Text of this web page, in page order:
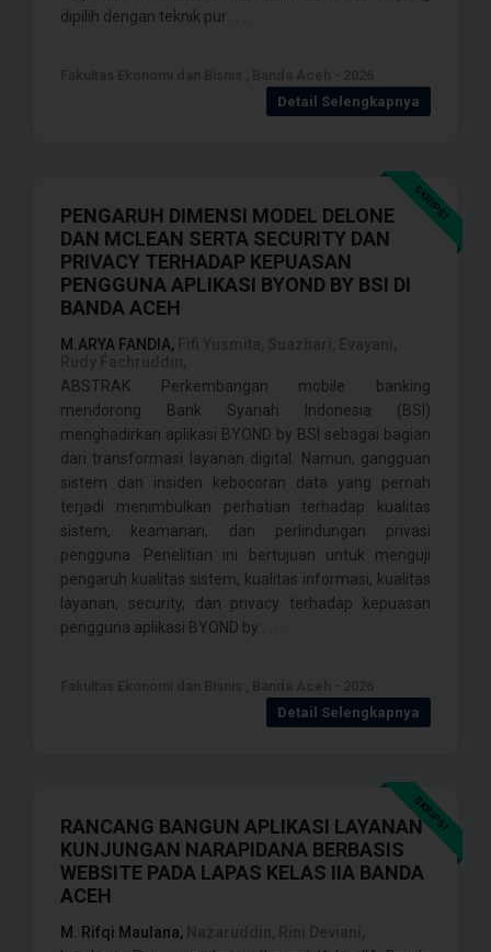
dipilih dengan teknik pur . . . .
Detail Selengkapnya
SKRIPSI
PENGARUH DIMENSI MODEL DELONE
DAN MCLEAN SERTA SECURITY DAN
PRIVACY TERHADAP KEPUASAN
PENGGUNA APLIKASI BYOND BY BSI DI
BANDA ACEH
M.ARYA FANDIA,
ABSTRAK Perkembangan mobile banking
mendorong Bank Syariah Indonesia (BSI)
menghadirkan aplikasi BYOND by BSI sebagai bagian
dari transformasi layanan digital. Namun, gangguan
sistem dan insiden kebocoran data yang pernah
terjadi menimbulkan perhatian terhadap kualitas
sistem, keamanan, dan perlindungan privasi
pengguna. Penelitian ini bertujuan untuk menguji
pengaruh kualitas sistem, kualitas informasi, kualitas
layanan, security, dan privacy terhadap kepuasan
pengguna aplikasi BYOND by . . . .
Detail Selengkapnya
SKRIPSI
RANCANG BANGUN APLIKASI LAYANAN
KUNJUNGAN NARAPIDANA BERBASIS
WEBSITE PADA LAPAS KELAS IIA BANDA
ACEH
M. Rifqi Maulana,